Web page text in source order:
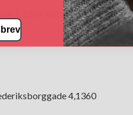
7, 1164 København K.
4,1360